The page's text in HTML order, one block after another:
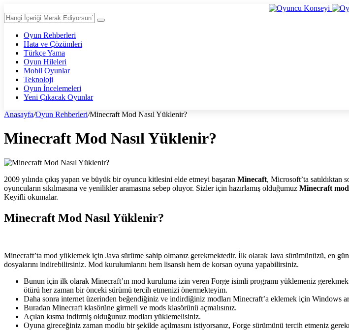
Oyun Rehberleri
Hata ve Çözümleri
Türkçe Yama
Oyun Hileleri
Mobil Oyunlar
Teknoloji
Oyun İncelemeleri
Yeni Çıkacak Oyunlar
Anasayfa/Oyun Rehberleri/Minecraft Mod Nasıl Yüklenir?
Minecraft Mod Nasıl Yüklenir?
2009 yılında çıkış yapan ve büyük bir oyuncu kitlesini elde etmeyi başaran Minecaft, Microsoft’ta satıldıktan
oyuncuların sıkılmasına ve yenilikler aramasına sebep oluyor. Sizler için hazırlamış olduğumuz Minecraft
Keyifli okumalar.
Minecraft Mod Nasıl Yüklenir?
Minecraft’ta mod yüklemek için Java sürüme sahip olmanız gerekmektedir. İlk olarak Java sürümünüzü, en
dosyalarını indirebilirsiniz. Mod kurulumlarını hem lisanslı hem de korsan oyuna yapabilirsiniz.
Bunun için ilk olarak Minecraft’ın mod kuruluma izin veren Forge isimli programı yüklemeniz
ötürü her zaman bir önceki sürümü tercih etmenizi önermekteyim.
Daha sonra internet üzerinden beğendiğiniz ve indirdiğiniz modları Minecraft’a eklemek için Windows
Buradan Minecraft klasörüne girmeli ve mods klasörünü açmalısınız.
Açılan kısma indirmiş olduğunuz modları yüklemelisiniz.
Oyuna gireceğiniz zaman modlu bir şekilde açılmasını istiyorsanız, Forge sürümünü tercih etmeniz